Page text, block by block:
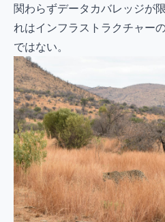
関わらずデータカバレッジが
れはインフラストラクチャー
ではない。